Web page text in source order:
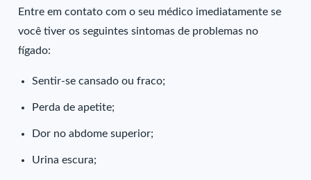
Entre em contato com o seu médico imediatamente se
você tiver os seguintes sintomas de problemas no
fígado:
Sentir-se cansado ou fraco;
Perda de apetite;
Dor no abdome superior;
Urina escura;